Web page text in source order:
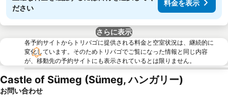
ださい
料金を表示
さらに表示
各予約サイトからトリバゴに提供される料金と空室状況は、継続的に
変化しています。そのためトリバゴでご覧になった情報と同じ内容
が、移動先の予約サイトにも表示されているとは限りません。
Castle of Sümeg (Sümeg, ハンガリー)
お問い合わせ